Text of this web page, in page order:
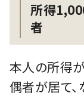
所得
者
本人の所得
偶者が居て